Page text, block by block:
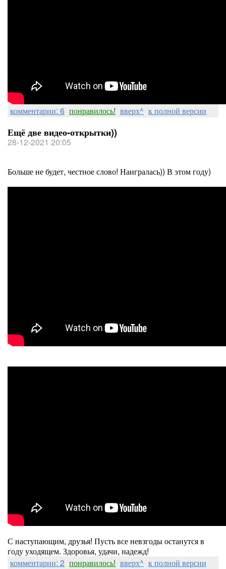
комментарии: 6 понравилось! вверх^ к полной версии
Ещё две видео-открытки))
28-12-2021 20:05
Больше не будет, честное слово! Наигралась)) В этом году)
С наступающим, друзья! Пусть все невзгоды останутся в
году уходящем. Здоровья, удачи, надежд!
комментарии: 2 понравилось! вверх^ к полной версии